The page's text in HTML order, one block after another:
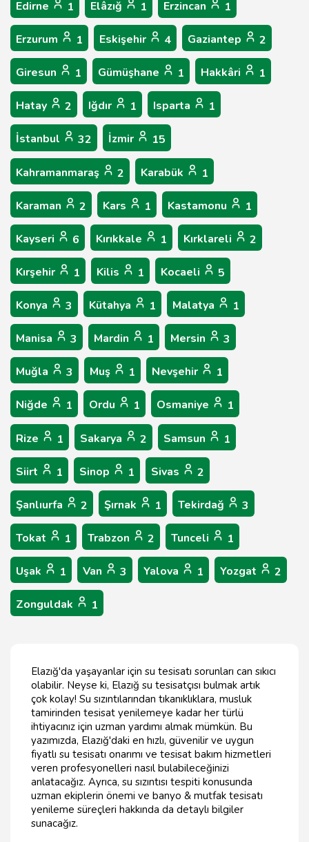
Edirne 1 Elâzığ 1 Erzincan 1
Erzurum 1 Eskişehir 4 Gaziantep 2
Giresun 1 Gümüşhane 1 Hakkâri 1
Hatay 2 Iğdır 1 Isparta 1
İstanbul 32 İzmir 15
Kahramanmaraş 2 Karabük 1
Karaman 2 Kars 1 Kastamonu 1
Kayseri 6 Kırıkkale 1 Kırklareli 2
Kırşehir 1 Kilis 1 Kocaeli 5
Konya 3 Kütahya 1 Malatya 1
Manisa 3 Mardin 1 Mersin 3
Muğla 3 Muş 1 Nevşehir 1
Niğde 1 Ordu 1 Osmaniye 1
Rize 1 Sakarya 2 Samsun 1
Siirt 1 Sinop 1 Sivas 2
Şanlıurfa 2 Şırnak 1 Tekirdağ 3
Tokat 1 Trabzon 2 Tunceli 1
Uşak 1 Van 3 Yalova 1 Yozgat 2
Zonguldak 1
Elazığ'da yaşayanlar için su tesisatı sorunları can sıkıcı
olabilir. Neyse ki, Elazığ su tesisatçısı bulmak artık
çok kolay! Su sızıntılarından tıkanıklıklara, musluk
tamirinden tesisat yenilemeye kadar her türlü
ihtiyacınız için uzman yardımı almak mümkün. Bu
yazımızda, Elazığ'daki en hızlı, güvenilir ve uygun
fiyatlı su tesisatı onarımı ve tesisat bakım hizmetleri
veren profesyonelleri nasıl bulabileceğinizi
anlatacağız. Ayrıca, su sızıntısı tespiti konusunda
uzman ekiplerin önemi ve banyo & mutfak tesisatı
yenileme süreçleri hakkında da detaylı bilgiler
sunacağız.